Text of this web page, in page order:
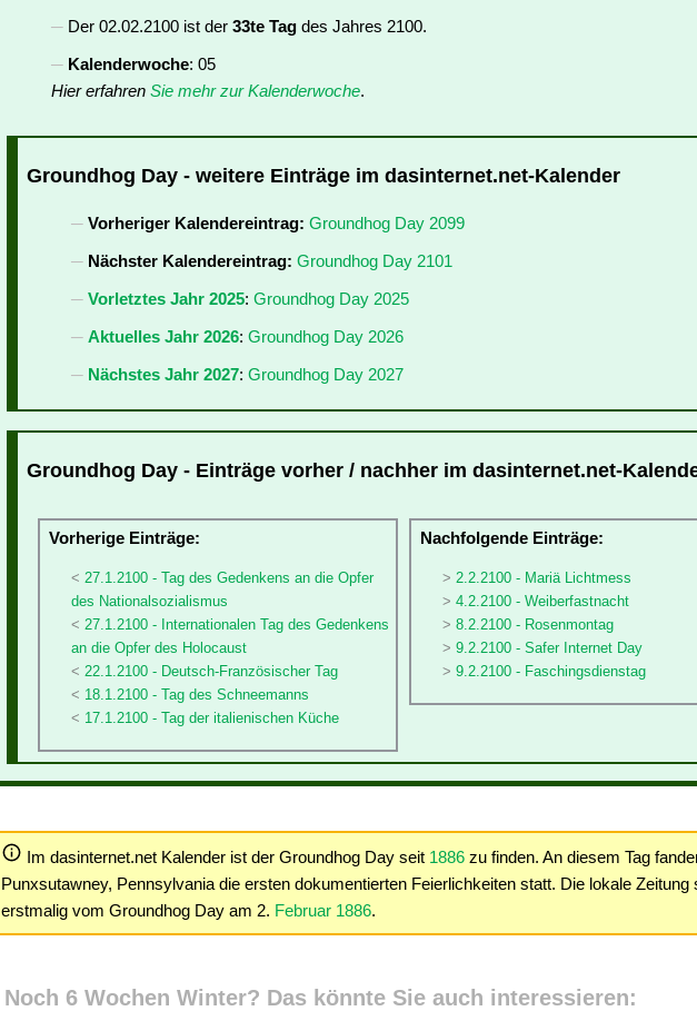
Der 02.02.2100 ist der 33te Tag des Jahres 2100.
Kalenderwoche: 05
Hier erfahren Sie mehr zur Kalenderwoche.
Groundhog Day - weitere Einträge im dasinternet.net-Kalender
Vorheriger Kalendereintrag: Groundhog Day 2099
Nächster Kalendereintrag: Groundhog Day 2101
Vorletztes Jahr 2025: Groundhog Day 2025
Aktuelles Jahr 2026: Groundhog Day 2026
Nächstes Jahr 2027: Groundhog Day 2027
Groundhog Day - Einträge vorher / nachher im dasinternet.net-
Vorherige Einträge:
27.1.2100 - Tag des Gedenkens an die Opfer
des Nationalsozialismus
27.1.2100 - Internationalen Tag des Gedenkens
an die Opfer des Holocaust
22.1.2100 - Deutsch-Französischer Tag
18.1.2100 - Tag des Schneemanns
17.1.2100 - Tag der italienischen Küche
Nachfolgende Einträge:
2.2.2100 - Mariä Lichtmess
4.2.2100 - Weiberfastnacht
8.2.2100 - Rosenmontag
9.2.2100 - Safer Internet Day
9.2.2100 - Faschingsdienstag
Im dasinternet.net Kalender ist der Groundhog Day seit 1886 zu finden. An diesem Tag
Punxsutawney, Pennsylvania die ersten dokumentierten Feierlichkeiten statt. Die lokale Zeitung
erstmalig vom Groundhog Day am 2. Februar 1886.
Noch 6 Wochen Winter? Das könnte Sie auch interessieren: